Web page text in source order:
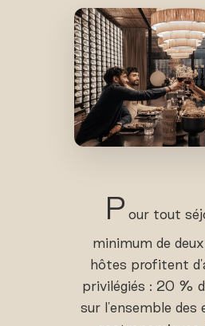
P our tout
minimum de
hôtes profitent
privilégiés : 20 %
sur l'ensemble des